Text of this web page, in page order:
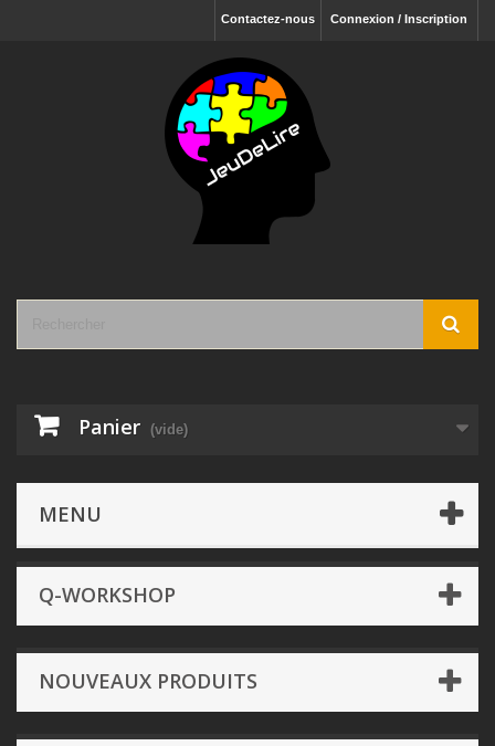
Connexion / Inscription
Contactez-nous
Panier (vide)
MENU
Q-WORKSHOP
NOUVEAUX PRODUITS